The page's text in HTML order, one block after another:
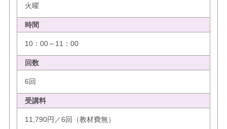
火曜
時間
10：00～11：00
回数
6回
受講料
11,790円／6回（教材費無）